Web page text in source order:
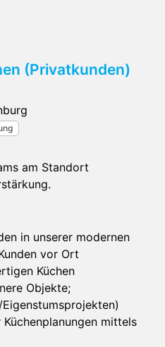
(Privatkunden)
am Standort
in unserer modernen
vor Ort
Küchen
Objekte;
mittels